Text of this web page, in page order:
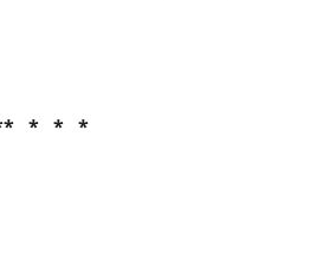
*   *   *